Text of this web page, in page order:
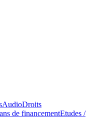
AudioDroits
de financementEtudes /